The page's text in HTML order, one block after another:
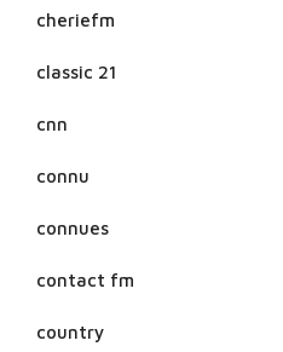
cheriefm
classic 21
cnn
connu
connues
contact fm
country